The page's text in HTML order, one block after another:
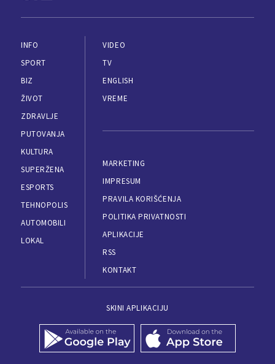
INFO
SPORT
BIZ
ŽIVOT
ZDRAVLJE
PUTOVANJA
KULTURA
SUPERŽENA
ESPORTS
TEHNOPOLIS
AUTOMOBILI
LOKAL
VIDEO
TV
ENGLISH
VREME
MARKETING
IMPRESUM
PRAVILA KORIŠĆENJA
POLITIKA PRIVATNOSTI
APLIKACIJE
RSS
KONTAKT
SKINI APLIKACIJU